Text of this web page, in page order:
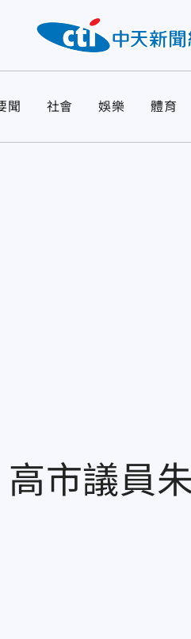
聞 社會 娛樂 體育
市議員